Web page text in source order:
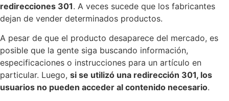
redirecciones 301. A veces sucede que los fabricantes
dejan de vender determinados productos.
A pesar de que el producto desaparece del mercado, es
posible que la gente siga buscando información,
especificaciones o instrucciones para un artículo en
particular. Luego, si se utilizó una redirección 301, los
usuarios no pueden acceder al contenido necesario.